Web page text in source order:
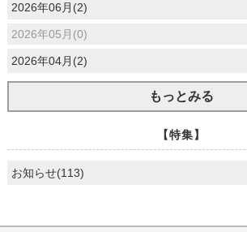
2026年06月(2)
2026年05月(0)
2026年04月(2)
もっとみる
【特集】
お知らせ(113)